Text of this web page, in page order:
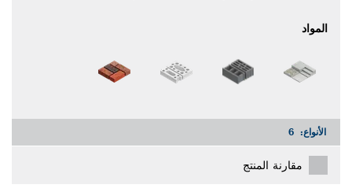
المواد
الأنواع: 6
مقارنة المنتج